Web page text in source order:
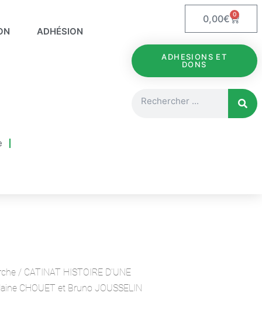
ADHÉSION
0,00€ 0
ADHESIONS ET
DONS
/ CATINAT HISTOIRE D’UNE
CHOUET et Bruno JOUSSELIN